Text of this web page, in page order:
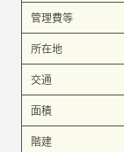
管理費等
所在地
交通
面積
階建